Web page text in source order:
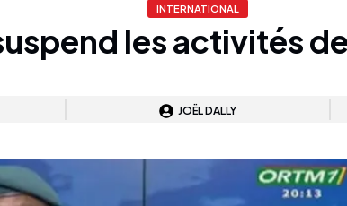
INTERNATIONAL
les activités
JOËL DALLY